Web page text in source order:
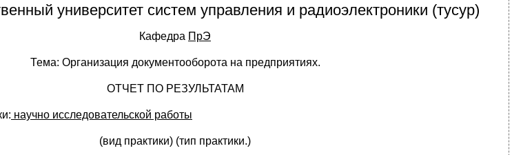
университет систем управления и радиоэлектроники (тусур)
Кафедра ПрЭ
Тема: Организация документооборота на предприятиях.
ОТЧЕТ ПО РЕЗУЛЬТАТАМ
научно исследовательской работы
(вид практики) (тип практики.)